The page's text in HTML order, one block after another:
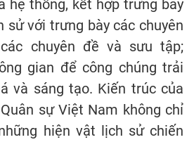
hệ thống, kết hợp trưng bày
sử với trưng bày các chuyên
chuyên đề và sưu tập;
gian để công chúng trải
và sáng tạo. Kiến trúc của
sự Việt Nam không chỉ
hiện vật lịch sử chiến